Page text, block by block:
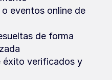
eventos online de
de forma
éxito verificados y